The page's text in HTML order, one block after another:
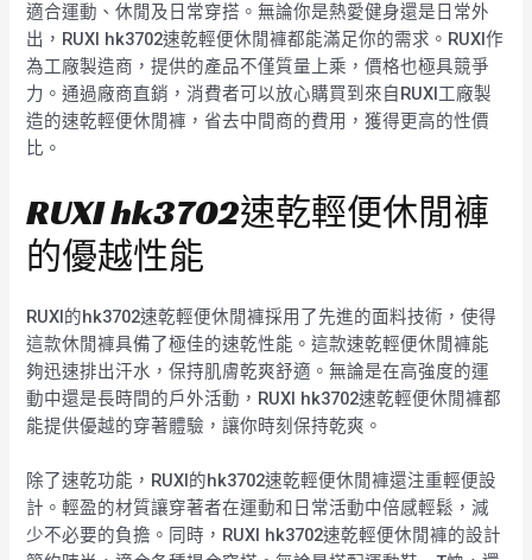
適合運動、休閒及日常穿搭。無論你是熱愛健身還是日常外
出，RUXI hk3702速乾輕便休閒褲都能滿足你的需求。RUXI作
為工廠製造商，提供的產品不僅質量上乘，價格也極具競爭
力。通過廠商直銷，消費者可以放心購買到來自RUXI工廠製
造的速乾輕便休閒褲，省去中間商的費用，獲得更高的性價
比。
RUXI hk3702速乾輕便休閒褲
的優越性能
RUXI的hk3702速乾輕便休閒褲採用了先進的面料技術，使得
這款休閒褲具備了極佳的速乾性能。這款速乾輕便休閒褲能
夠迅速排出汗水，保持肌膚乾爽舒適。無論是在高強度的運
動中還是長時間的戶外活動，RUXI hk3702速乾輕便休閒褲都
能提供優越的穿著體驗，讓你時刻保持乾爽。
除了速乾功能，RUXI的hk3702速乾輕便休閒褲還注重輕便設
計。輕盈的材質讓穿著者在運動和日常活動中倍感輕鬆，減
少不必要的負擔。同時，RUXI hk3702速乾輕便休閒褲的設計